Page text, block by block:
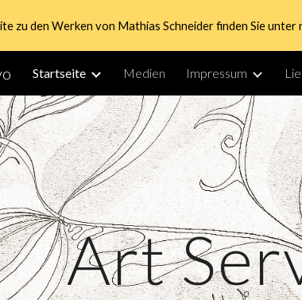
Skip to main content
zu den Werken von Mathias Schneider finden Sie unter
Startseite Medien Impressum
Art